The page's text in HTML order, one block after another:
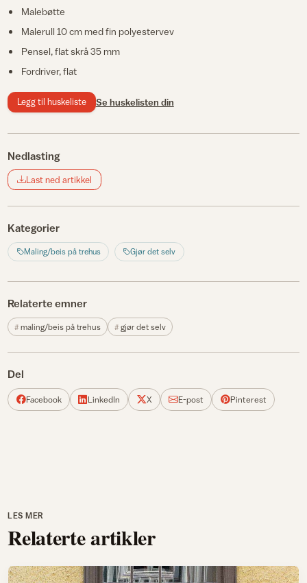
Malebøtte
Malerull 10 cm med fin polyestervev
Pensel, flat skrå 35 mm
Fordriver, flat
Legg til huskeliste Se huskelisten din
Nedlasting
Last ned artikkel
Kategorier
Maling/beis på trehus Gjør det selv
Relaterte emner
maling/beis på trehus gjør det selv
Del
Facebook LinkedIn X E-post Pinterest
LES MER
Relaterte artikler